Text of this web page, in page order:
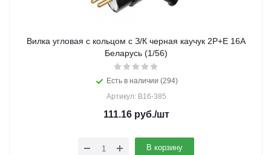
Вилка угловая с кольцом с З/К черная каучук 2P+E 16А
Беларусь (1/56)
Есть в наличии (294)
Артикул: В16-385
111.16руб./шт
В корзину